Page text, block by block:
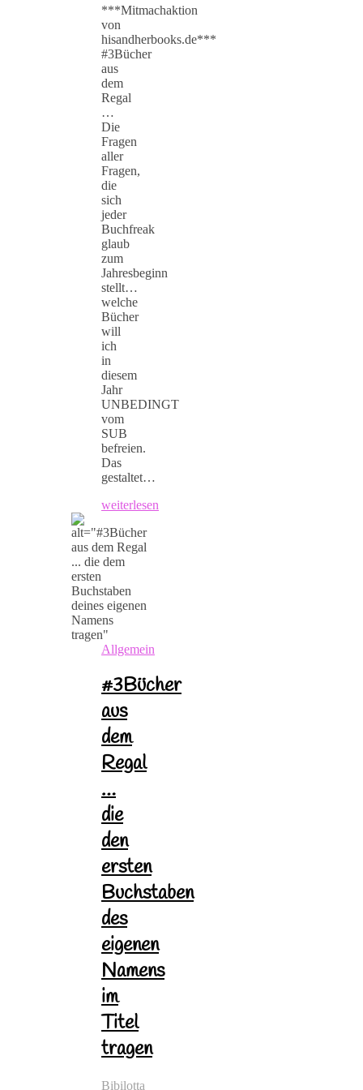
***Mitmachaktion
von
hisandherbooks.de***
#3Bücher
aus
dem
Regal
…
Die
Fragen
aller
Fragen,
die
sich
jeder
Buchfreak
glaub
zum
Jahresbeginn
stellt…
welche
Bücher
will
ich
in
diesem
Jahr
UNBEDINGT
vom
SUB
befreien.
Das
gestaltet…
weiterlesen
Allgemein
#3Bücher
aus
dem
Regal
…
die
den
ersten
Buchstaben
des
eigenen
Namens
im
Titel
tragen
Bibilotta